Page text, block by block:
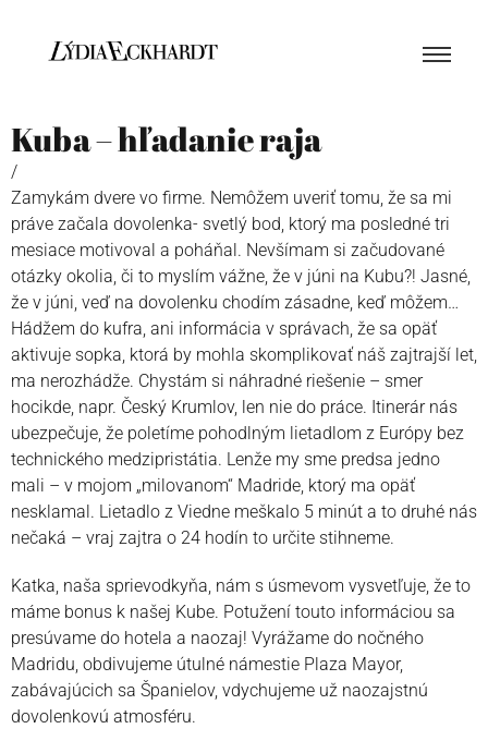
Kuba – hľadanie raja
/
Zamykám dvere vo firme. Nemôžem uveriť tomu, že sa mi
práve začala dovolenka- svetlý bod, ktorý ma posledné tri
mesiace motivoval a poháňal. Nevšímam si začudované
otázky okolia, či to myslím vážne, že v júni na Kubu?! Jasné,
že v júni, veď na dovolenku chodím zásadne, keď môžem…
Hádžem do kufra, ani informácia v správach, že sa opäť
aktivuje sopka, ktorá by mohla skomplikovať náš zajtrajší let,
ma nerozhádže. Chystám si náhradné riešenie – smer
hocikde, napr. Český Krumlov, len nie do práce. Itinerár nás
ubezpečuje, že poletíme pohodlným lietadlom z Európy bez
technického medzipristátia. Lenže my sme predsa jedno
mali – v mojom „milovanom“ Madride, ktorý ma opäť
nesklamal. Lietadlo z Viedne meškalo 5 minút a to druhé nás
nečaká – vraj zajtra o 24 hodín to určite stihneme.
Katka, naša sprievodkyňa, nám s úsmevom vysvetľuje, že to
máme bonus k našej Kube. Potužení touto informáciou sa
presúvame do hotela a naozaj! Vyrážame do nočného
Madridu, obdivujeme útulné námestie Plaza Mayor,
zabávajúcich sa Španielov, vdychujeme už naozajstnú
dovolenkovú atmosféru.